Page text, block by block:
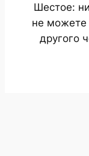
Шестое:
не можете
другого